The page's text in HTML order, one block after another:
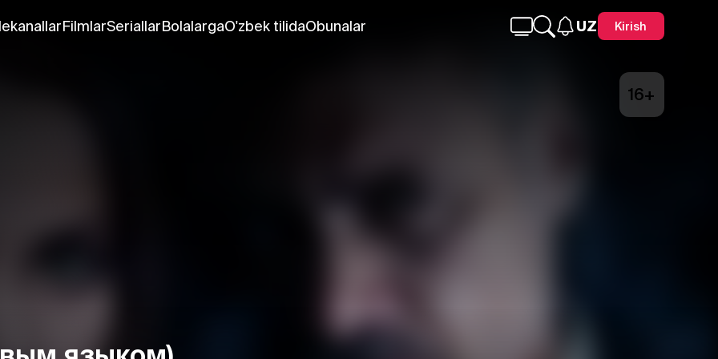
FilmlarSeriallarBolalargaO'zbek tilidaObunalar UZ Kirish
16+